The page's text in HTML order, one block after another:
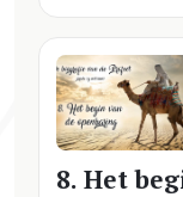
8. Het